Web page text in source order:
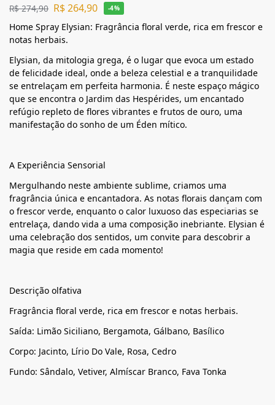
R$274,90 R$264,90 -4%
Home Spray Elysian: Fragrância floral verde, rica em frescor e
notas herbais.
Elysian, da mitologia grega, é o lugar que evoca um estado
de felicidade ideal, onde a beleza celestial e a tranquilidade
se entrelaçam em perfeita harmonia. É neste espaço mágico
que se encontra o Jardim das Hespérides, um encantado
refúgio repleto de flores vibrantes e frutos de ouro, uma
manifestação do sonho de um Éden mítico.
A Experiência Sensorial
Mergulhando neste ambiente sublime, criamos uma
fragrância única e encantadora. As notas florais dançam com
o frescor verde, enquanto o calor luxuoso das especiarias se
entrelaça, dando vida a uma composição inebriante. Elysian é
uma celebração dos sentidos, um convite para descobrir a
magia que reside em cada momento!
Descrição olfativa
Fragrância floral verde, rica em frescor e notas herbais.
Saída: Limão Siciliano, Bergamota, Gálbano, Basílico
Corpo: Jacinto, Lírio Do Vale, Rosa, Cedro
Fundo: Sândalo, Vetiver, Almíscar Branco, Fava Tonka